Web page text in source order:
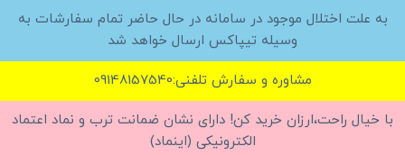
به علت اختلال موجود در سامانه در حال حاضر تمام سفارشات به
وسیله تیپاکس ارسال خواهد شد
مشاوره و سفارش تلفنی:09148157540
با خیال راحت،ارزان خرید کن! دارای نشان ضمانت ترب و نماد اعتماد
الکترونیکی (اینماد)